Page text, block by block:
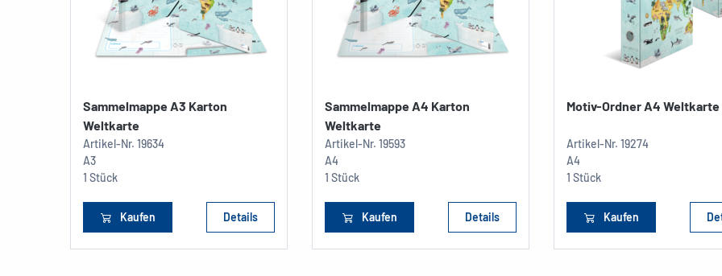
Sammelmappe A3 Karton
Weltkarte
Artikel-Nr. 19634
A3
1 Stück
Kaufen Details
Sammelmappe A4 Karton
Weltkarte
Artikel-Nr. 19593
A4
1 Stück
Kaufen Details
Motiv-Ordner A4 Weltkarte
Artikel-Nr. 19274
A4
1 Stück
Kaufen